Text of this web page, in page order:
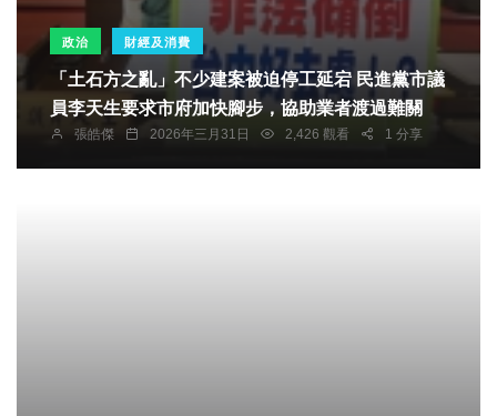
政治 財經及消費
「土石方之亂」不少建案被迫停工延宕 民進黨市議
員李天生要求市府加快腳步，協助業者渡過難關
張皓傑 2026年三月31日 2,426 觀看 1 分享